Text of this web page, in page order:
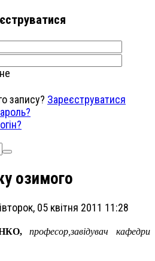
запису? Зареєструватися
озимого
05 квітня 2011 11:28
професор,завідувач кафедри